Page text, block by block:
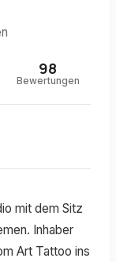
98
Bewertungen
mit dem Sitz
Inhaber
Art Tattoo ins